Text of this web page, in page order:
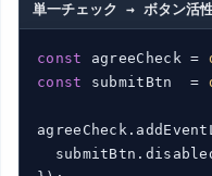
単一チェック → ボタン活
const agreeCheck =
const submitBtn  =